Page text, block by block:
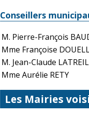
Conseillers
M. Pierre-François
Mme Françoise
M. Jean-Claude
Mme Aurélie RETY
Les Mairies